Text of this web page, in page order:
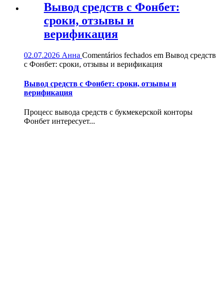
Вывод средств с Фонбет:
сроки, отзывы и
верификация
02.07.2026 Анна Comentários fechados em Вывод средств
с Фонбет: сроки, отзывы и верификация
Вывод средств с Фонбет: сроки, отзывы и
верификация
Процесс вывода средств с букмекерской конторы
Фонбет интересует...